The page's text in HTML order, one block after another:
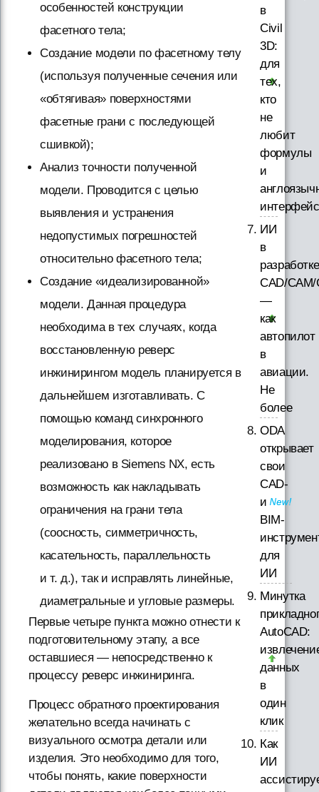
особенностей конструкции
фасетного тела;
Создание модели по фасетному телу
(используя полученные сечения или
«обтягивая» поверхностями
фасетные грани с последующей
сшивкой);
Анализ точности полученной
модели. Проводится с целью
выявления и устранения
недопустимых погрешностей
относительно фасетного тела;
Создание «идеализированной»
модели. Данная процедура
необходима в тех случаях, когда
восстановленную реверс
инжинирингом модель планируется в
дальнейшем изготавливать. С
помощью команд синхронного
моделирования, которое
реализовано в Siemens NX, есть
возможность как накладывать
ограничения на грани тела
(соосность, симметричность,
касательность, параллельность
и т. д.), так и исправлять линейные,
диаметральные и угловые размеры.
Первые четыре пункта можно отнести к
подготовительному этапу, а все
оставшиеся — непосредственно к
процессу реверс инжиниринга.
Процесс обратного проектирования
желательно всегда начинать с
визуального осмотра детали или
изделия. Это необходимо для того,
чтобы понять, какие поверхности
в
Civil
3D:
для
тех,
кто
не
любит
формулы
и
ИИ
в
разработке
CAD/
—
как
автопилот
в
авиации.
Не
более
ODA
открывает
свои
CAD-
и
BIM-
для
ИИ
Минутка
AutoCAD:
данных
в
один
клик
Как
ИИ